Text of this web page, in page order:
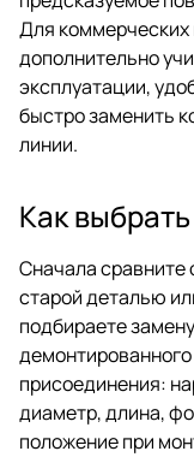
Для
дополнительно
эксплуатации,
быстро заменить
линии.
Как выбрать
Сначала сравните
старой деталью
подбираете
присоединения:
диаметр, длина,
положение при